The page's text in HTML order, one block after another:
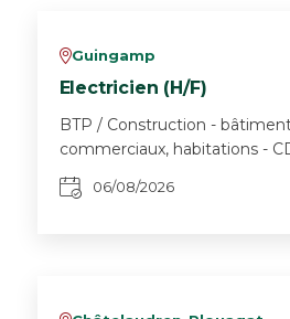
vGuingamp
Electricien (H/F)
BTP / Construction -
commerciaux, habitations -
06/08/2026